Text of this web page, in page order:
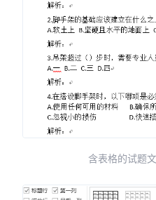
含表格的试题